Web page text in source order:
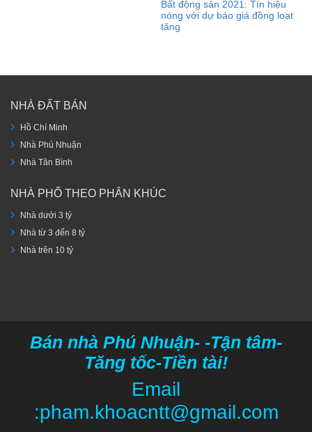
Bất động sản 2021: Tín hiệu
nóng với dự báo giá đồng loạt
tăng
NHÀ ĐẤT BÁN
Hồ Chí Minh
Nhà Phú Nhuận
Nhà Tân Bình
NHÀ PHỐ THEO PHÂN KHÚC
Nhà dưới 3 tỷ
Nhà từ 3 đến 8 tỷ
Nhà trên 10 tỷ
Bán nhà Phú Nhuận- -Tận tâm-
Tăng tốc-Tiền tài!
Email
:pham.khoacntt@gmail.com